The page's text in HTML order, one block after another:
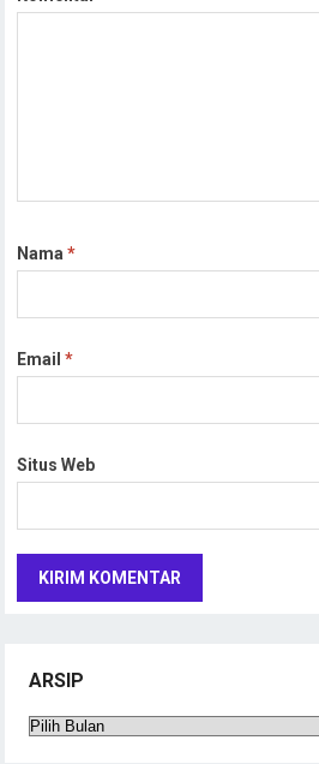
Nama*
Email*
Situs Web
ARSIP
Arsip